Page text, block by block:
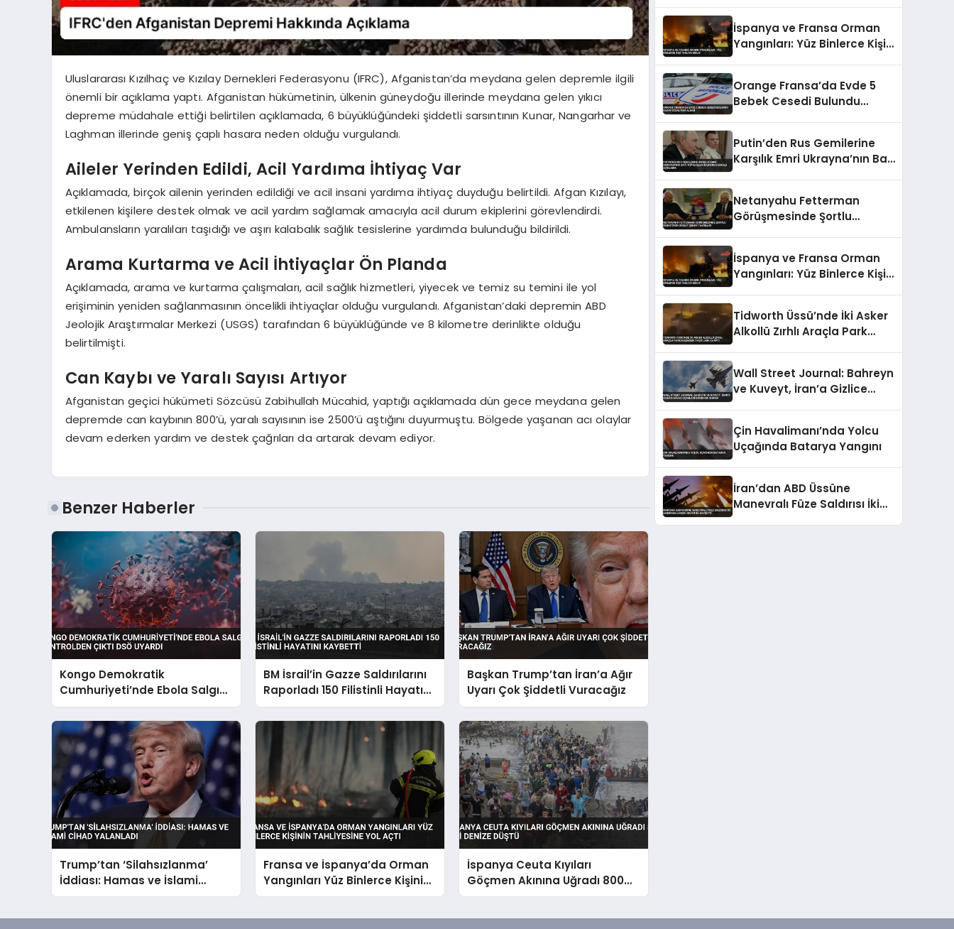
Uluslararası Kızılhaç ve Kızılay Dernekleri Federasyonu (IFRC), Afganistan’da meydana gelen depremle ilgili
önemli bir açıklama yaptı. Afganistan hükümetinin, ülkenin güneydoğu illerinde meydana gelen yıkıcı
depreme müdahale ettiği belirtilen açıklamada, 6 büyüklüğündeki şiddetli sarsıntının Kunar, Nangarhar ve
Laghman illerinde geniş çaplı hasara neden olduğu vurgulandı.
Aileler Yerinden Edildi, Acil Yardıma İhtiyaç Var
Açıklamada, birçok ailenin yerinden edildiği ve acil insani yardıma ihtiyaç duyduğu belirtildi. Afgan Kızılayı,
etkilenen kişilere destek olmak ve acil yardım sağlamak amacıyla acil durum ekiplerini görevlendirdi.
Ambulansların yaralıları taşıdığı ve aşırı kalabalık sağlık tesislerine yardımda bulunduğu bildirildi.
Arama Kurtarma ve Acil İhtiyaçlar Ön Planda
Açıklamada, arama ve kurtarma çalışmaları, acil sağlık hizmetleri, yiyecek ve temiz su temini ile yol
erişiminin yeniden sağlanmasının öncelikli ihtiyaçlar olduğu vurgulandı. Afganistan’daki depremin ABD
Jeolojik Araştırmalar Merkezi (USGS) tarafından 6 büyüklüğünde ve 8 kilometre derinlikte olduğu
belirtilmişti.
Can Kaybı ve Yaralı Sayısı Artıyor
Afganistan geçici hükümeti Sözcüsü Zabihullah Mücahid, yaptığı açıklamada dün gece meydana gelen
depremde can kaybının 800’ü, yaralı sayısının ise 2500’ü aştığını duyurmuştu. Bölgede yaşanan acı olaylar
devam ederken yardım ve destek çağrıları da artarak devam ediyor.
Benzer Haberler
Kongo Demokratik
Cumhuriyeti’nde Ebola Salgını
Kontrolden Çıktı DSÖ Uyardı
BM İsrail’in Gazze Saldırılarını
Raporladı 150 Filistinli Hayatını
Kaybetti
Başkan Trump’tan İran’a Ağır
Uyarı Çok Şiddetli Vuracağız
Trump’tan ‘Silahsızlanma’
İddiası: Hamas ve İslami
Cihad Yalanladı
Fransa ve İspanya’da Orman
Yangınları Yüz Binlerce Kişinin
Tahliyesine Yol Açtı
İspanya Ceuta Kıyıları
Göçmen Akınına Uğradı 800
Kişi Denize Düştü
İspanya ve Fransa Orman
Yangınları: Yüz Binlerce Kişi
Orange Fransa’da Evde 5
Bebek Cesedi Bulundu
Putin’den Rus Gemilerine
Karşılık Emri Ukrayna’nın Batı
Netanyahu Fetterman
Görüşmesinde Şortlu
İspanya ve Fransa Orman
Yangınları: Yüz Binlerce Kişi
Tidworth Üssü’nde İki Asker
Alkollü Zırhlı Araçla Park
Wall Street Journal: Bahreyn
ve Kuveyt, İran’a Gizlice
Çin Havalimanı’nda Yolcu
Uçağında Batarya Yangını
İran’dan ABD Üssüne
Manevralı Füze Saldırısı İki